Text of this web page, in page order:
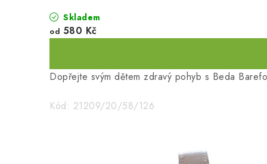
Skladem
od 580 Kč
Dopřejte svým dětem zdravý pohyb s Beda
Kód: 21209/20/58/126